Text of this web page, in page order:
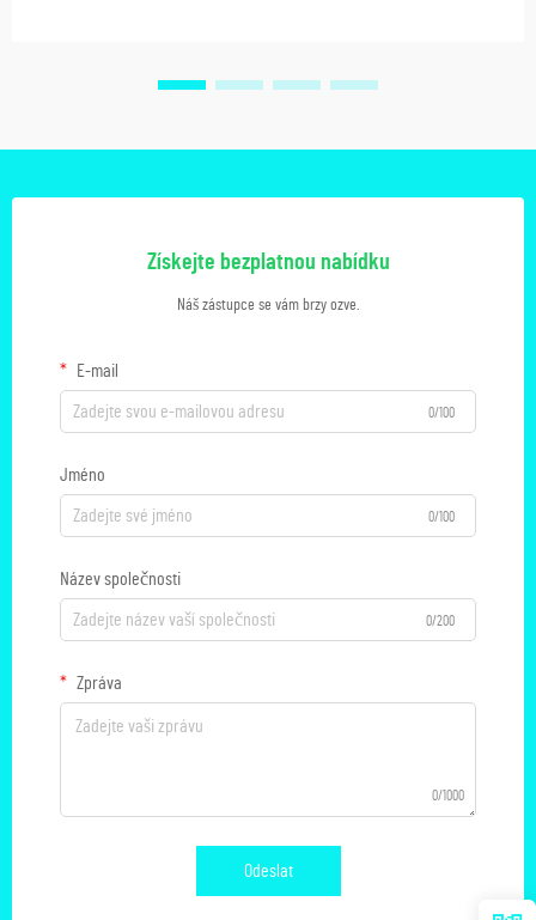
Získejte bezplatnou nabídku
Náš zástupce se vám brzy ozve.
E-mail
0/100
Jméno
0/100
Název společnosti
0/200
Zpráva
0/1000
Odeslat